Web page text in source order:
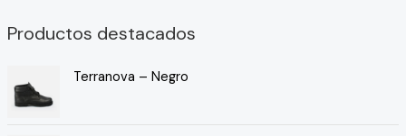
Productos destacados
Terranova – Negro